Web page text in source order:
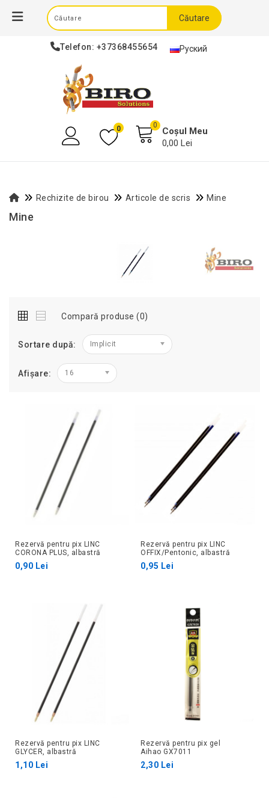
Telefon: +37368455654 Руский
Căutare
0 0
Coșul Meu
0,00 Lei
Rechizite de birou Articole de scris Mine
Mine
Compară produse (0)
Sortare după: Implicit
Afișare: 16
Rezervă pentru pix LINC
CORONA PLUS, albastră
0,90 Lei
Rezervă pentru pix LINC
OFFIX/Pentonic, albastră
0,95 Lei
Rezervă pentru pix LINC
GLYCER, albastră
1,10 Lei
Rezervă pentru pix gel
Aihao GX7011
2,30 Lei